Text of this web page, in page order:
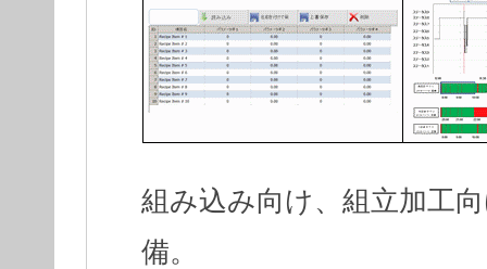
組み込み向け、組立加工
備。